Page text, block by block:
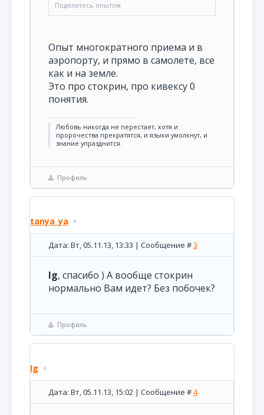
Поделитесь опытом
Опыт многократного приема и в
аэропорту, и прямо в самолете, все
как и на земле.
Это про стокрин, про кивексу 0
понятия.
Любовь никогда не перестает, хотя и
пророчества прекратятся, и языки умолкнут, и
знание упразднится.
Профиль
tanya_ya
Дата: Вт, 05.11.13, 13:33 | Сообщение #3
Ig, спасибо ) А вообще стокрин
нормально Вам идет? Без побочек?
Профиль
Ig
Дата: Вт, 05.11.13, 15:02 | Сообщение #4